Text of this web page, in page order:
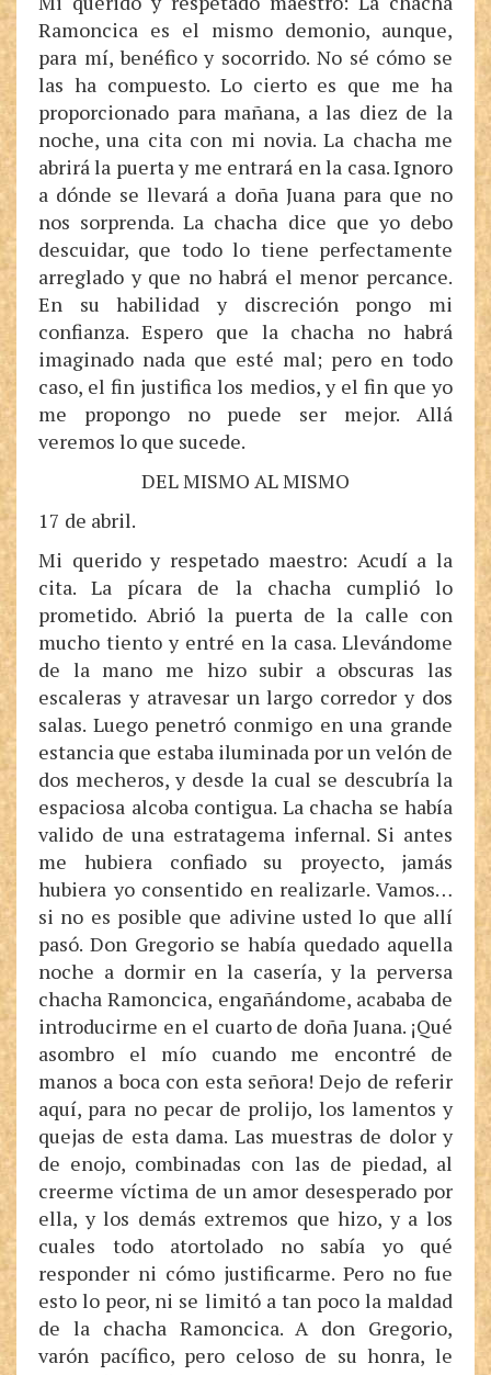
Ramoncica es el mismo demonio, aunque,
para mí, benéfico y socorrido. No sé cómo se
las ha compuesto. Lo cierto es que me ha
proporcionado para mañana, a las diez de la
noche, una cita con mi novia. La chacha me
abrirá la puerta y me entrará en la casa. Ignoro
a dónde se llevará a doña Juana para que no
nos sorprenda. La chacha dice que yo debo
descuidar, que todo lo tiene perfectamente
arreglado y que no habrá el menor percance.
En su habilidad y discreción pongo mi
confianza. Espero que la chacha no habrá
imaginado nada que esté mal; pero en todo
caso, el fin justifica los medios, y el fin que yo
me propongo no puede ser mejor. Allá
veremos lo que sucede.
DEL MISMO AL MISMO
17 de abril.
Mi querido y respetado maestro: Acudí a la
cita. La pícara de la chacha cumplió lo
prometido. Abrió la puerta de la calle con
mucho tiento y entré en la casa. Llevándome
de la mano me hizo subir a obscuras las
escaleras y atravesar un largo corredor y dos
salas. Luego penetró conmigo en una grande
estancia que estaba iluminada por un velón de
dos mecheros, y desde la cual se descubría la
espaciosa alcoba contigua. La chacha se había
valido de una estratagema infernal. Si antes
me hubiera confiado su proyecto, jamás
hubiera yo consentido en realizarle. Vamos…
si no es posible que adivine usted lo que allí
pasó. Don Gregorio se había quedado aquella
noche a dormir en la casería, y la perversa
chacha Ramoncica, engañándome, acababa de
introducirme en el cuarto de doña Juana. ¡Qué
asombro el mío cuando me encontré de
manos a boca con esta señora! Dejo de referir
aquí, para no pecar de prolijo, los lamentos y
quejas de esta dama. Las muestras de dolor y
de enojo, combinadas con las de piedad, al
creerme víctima de un amor desesperado por
ella, y los demás extremos que hizo, y a los
cuales todo atortolado no sabía yo qué
responder ni cómo justificarme. Pero no fue
esto lo peor, ni se limitó a tan poco la maldad
de la chacha Ramoncica. A don Gregorio,
varón pacífico, pero celoso de su honra, le